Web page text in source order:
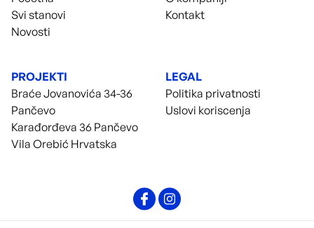
Svi stanovi
Novosti
Kontakt
PROJEKTI
Braće Jovanovića 34-36
Pančevo
Karađorđeva 36 Pančevo
Vila Orebić Hrvatska
LEGAL
Politika privatnosti
Uslovi koriscenja